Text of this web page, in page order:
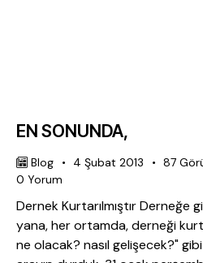
EN SONUNDA,
Blog 4 Şubat 2013 87
0 Yorum
Dernek Kurtarılmıştır Derneğe
yana, her ortamda, derneği
ne olacak? nasıl gelişecek?"